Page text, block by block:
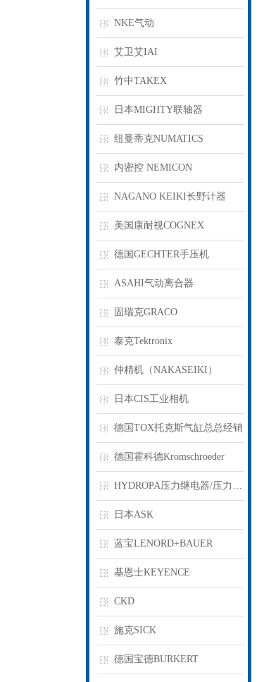
NKE气动
艾卫艾IAI
竹中TAKEX
日本MIGHTY联轴器
纽曼蒂克NUMATICS
内密控 NEMICON
NAGANO KEIKI长野计器
美国康耐视COGNEX
德国GECHTER手压机
ASAHI气动离合器
固瑞克GRACO
泰克Tektronix
仲精机（NAKASEIKI）
日本CIS工业相机
德国TOX托克斯气缸总总经销
德国霍科德Kromschroeder
HYDROPA压力继电器/压力开关
日本ASK
蓝宝LENORD+BAUER
基恩士KEYENCE
CKD
施克SICK
德国宝德BURKERT